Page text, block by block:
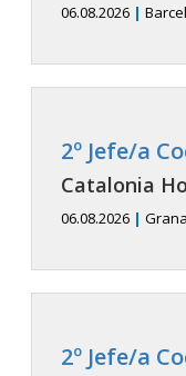
06.08.2026 |
2º Jefe/a
Catalonia
06.08.2026 |
2º Jefe/a